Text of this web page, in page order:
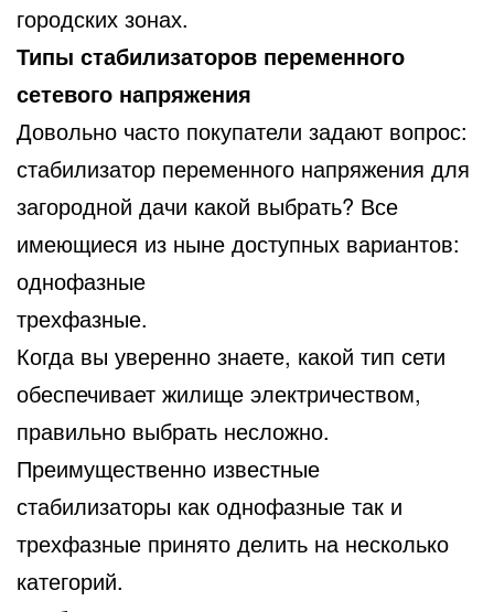
городских зонах.
Типы стабилизаторов переменного
сетевого напряжения
Довольно часто покупатели задают вопрос:
стабилизатор переменного напряжения для
загородной дачи какой выбрать? Все
имеющиеся из ныне доступных вариантов:
однофазные
трехфазные.
Когда вы уверенно знаете, какой тип сети
обеспечивает жилище электричеством,
правильно выбрать несложно.
Преимущественно известные
стабилизаторы как однофазные так и
трехфазные принято делить на несколько
категорий.